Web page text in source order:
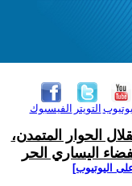
الفيسبوك التويتر
الحوار المتمدن،
اليساري الحر
اليوتيوب]